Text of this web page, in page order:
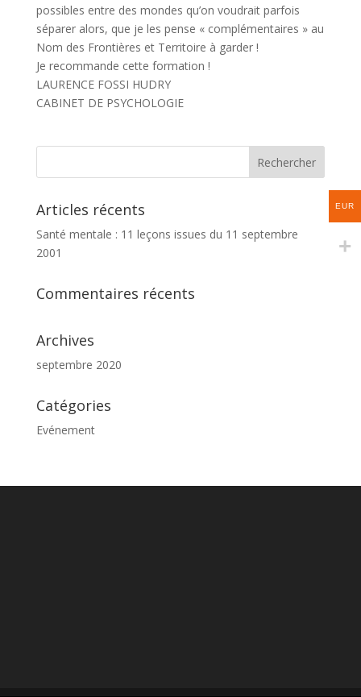
possibles entre des mondes qu’on voudrait parfois
séparer alors, que je les pense « complémentaires » au
Nom des Frontières et Territoire à garder !
Je recommande cette formation !
LAURENCE FOSSI HUDRY
CABINET DE PSYCHOLOGIE
Articles récents
Santé mentale : 11 leçons issues du 11 septembre
2001
Commentaires récents
Archives
septembre 2020
Catégories
Evénement
EUR